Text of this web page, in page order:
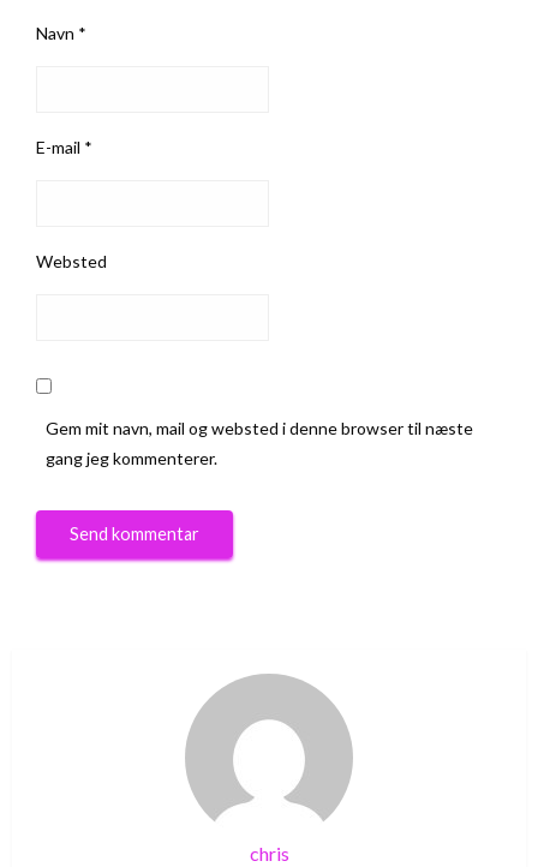
Navn *
E-mail *
Websted
Gem mit navn, mail og websted i denne browser til næste
gang jeg kommenterer.
chris